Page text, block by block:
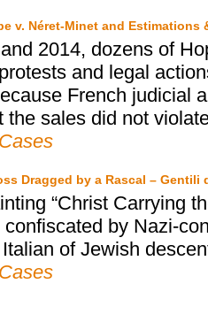
v. Néret-Minet and Estimations
2014, dozens of
and legal
French judicial
the sales did not
Dragged by a Rascal – Gentili
“Christ Carrying
by Nazi-
of Jewish